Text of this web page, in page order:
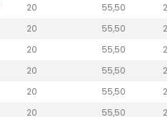
20 55,50 2
20 55,50 2
20 55,50 2
20 55,50 2
20 55,50 2
20 55,50 2